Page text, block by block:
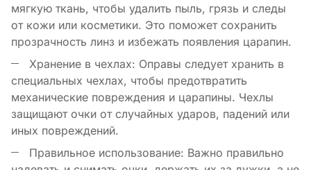
мягкую ткань, чтобы удалить пыль, грязь и следы
от кожи или косметики. Это поможет сохранить
прозрачность линз и избежать появления царапин.
Хранение в чехлах: Оправы следует хранить в
специальных чехлах, чтобы предотвратить
механические повреждения и царапины. Чехлы
защищают очки от случайных ударов, падений или
иных повреждений.
Правильное использование: Важно правильно